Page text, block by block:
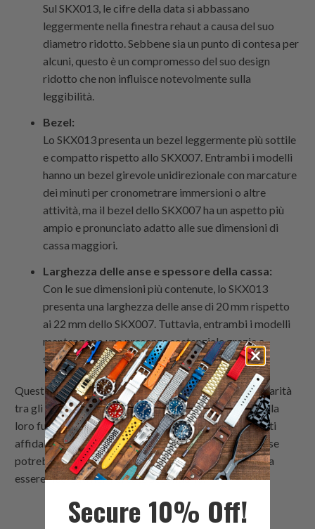
Sul SKX013, le cifre della data si abbassano
leggermente nella finestra rehaut a causa del suo
diametro ridotto. Sebbene sia un punto di contesa per
alcuni, questo è un compromesso del suo design
ridotto che non influisce notevolmente sulla
leggibilità.
Bezel:
Lo SKX013 presenta un bezel leggermente più sottile
e compatto rispetto allo SKX007. Entrambi i modelli
hanno un bezel girevole unidirezionale con marcature
dei minuti per cronometrare immersioni o altre
attività, ma il bezel dello SKX007 ha un aspetto più
ampio e pronunciato adatto alle sue dimensioni di
cassa maggiori.
Larghezza delle anse e spessore della cassa:
Con le sue dimensioni più contenute, lo SKX013
presenta una larghezza delle anse di 20 mm rispetto
ai 22 mm dello SKX007. Tuttavia, entrambi i modelli
mantengono una presenza sostanziale grazie a
spessori di cassa equivalenti di circa 12-13 mm.
Questi modelli hanno guadagnato una notevole popolarità
tra gli appassionati di orologi e i collezionisti grazie alla
loro funzionalità di orologio da immersione, movimenti
affidabili e alla reputazione di qualità di Seiko. Anche se
potrebbero non essere più in produzione, continuano a
essere ricercati nel mercato secondario.
Secure 10% Off!